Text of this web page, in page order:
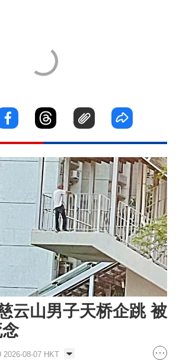
云山男子天桥企跳 被
2026-08-07 HKT